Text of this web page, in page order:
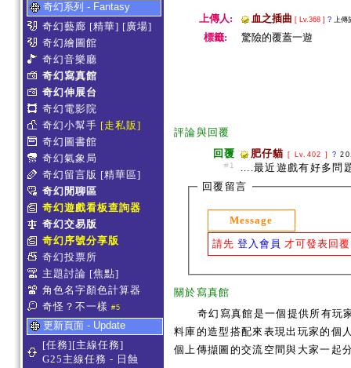
奇幻系列 - Fantasy
奇幻藝廊 [精華] [廣場]
奇幻繪圖館
奇幻音樂廳
奇幻寫真館
奇幻伸展台
奇幻電影院
奇幻小幫手 [走私販]
奇幻圖書館
奇幻氣象局
奇幻留言版 [精華區]
奇幻閒聊區
奇幻遊戲看板查詢器
奇幻交易版
奇幻序號分享版
奇幻投票所
主題討論 [焦點]
角色名字顏色計算器
奇怪？不一樣 #5
更新頁面 - Update
[任務][主線任務]
G25主線任務 - 日蝕
上傳人: 血之插曲 [ Lv.368 ] ? 上傳
標籤: 驚險的覆蓋一遊
評論與回覆
回覆
#1
肥仔貓 [ Lv.402 ] ?
....最近遊戲有好多問
回覆留言
Message
請先 登入會員 才可發表回
關於寫真館
奇幻寫真館是一個提供所有玩
料庫的造型搭配來表現出玩家的個
個上傳擷圖的交流空間與大家一起